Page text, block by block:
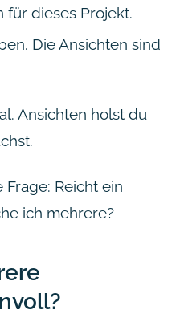
für dieses Projekt.
Die Ansichten sind
Ansichten holst du
Reicht ein
ich mehrere?